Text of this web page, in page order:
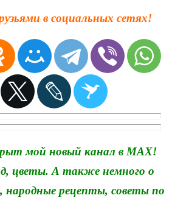
в социальных сетях!
мой новый канал в MAX!
цветы. А также немного о
народные рецепты, советы по